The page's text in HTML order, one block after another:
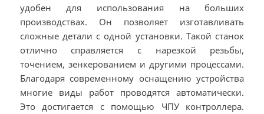
удобен для использования на больших
производствах. Он позволяет изготавливать
сложные детали с одной установки. Такой станок
отлично справляется с нарезкой резьбы,
точением, зенкерованием и другими процессами.
Благодаря современному оснащению устройства
многие виды работ проводятся автоматически.
Это достигается с помощью ЧПУ контроллера.